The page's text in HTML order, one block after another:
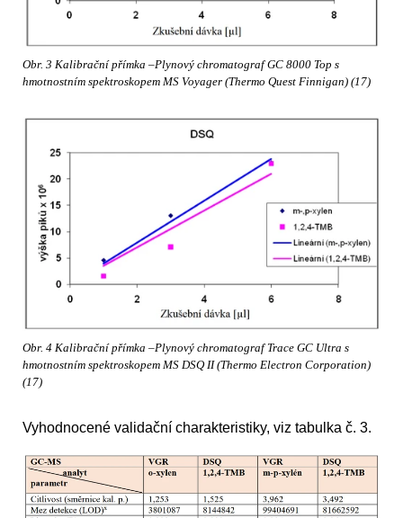
Obr. 3 Kalibrační přímka –Plynový chromatograf GC 8000 Top s
hmotnostním spektroskopem MS Voyager (Thermo Quest Finnigan) (17)
Obr. 4 Kalibrační přímka –Plynový chromatograf Trace GC Ultra s
hmotnostním spektroskopem MS DSQ II (Thermo Electron Corporation)
(17)
Vyhodnocené validační charakteristiky, viz tabulka č. 3.